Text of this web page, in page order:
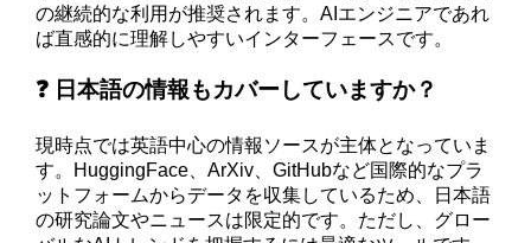
の継続的な利用が推奨されます。AIエンジニアであれ
ば直感的に理解しやすいインターフェースです。
❓ 日本語の情報もカバーしていますか？
現時点では英語中心の情報ソースが主体となっていま
す。HuggingFace、ArXiv、GitHubなど国際的なプラ
ットフォームからデータを収集しているため、日本語
の研究論文やニュースは限定的です。ただし、グロー